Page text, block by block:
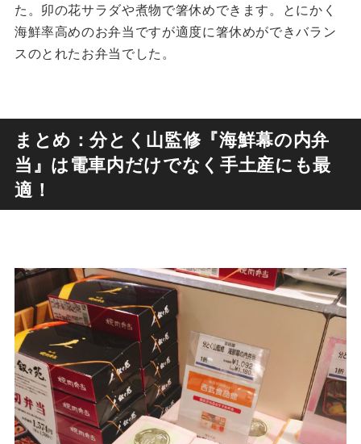
た。卯の花サラダや煮物で箸休めできます。とにかく
海鮮率高めのお弁当ですが適度に箸休めができバラン
スのとれたお弁当でした。
まとめ：分とく山監修『海鮮幕の内弁
当』は電車内だけでなく手土産にも最
適！